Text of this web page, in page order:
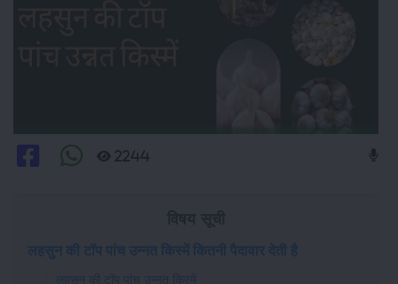
2244
लहसुन की टॉप पांच उन्नत किस्में कितनी पैदावार देती है
लहसुन की टॉप पांच उन्नत किस्में